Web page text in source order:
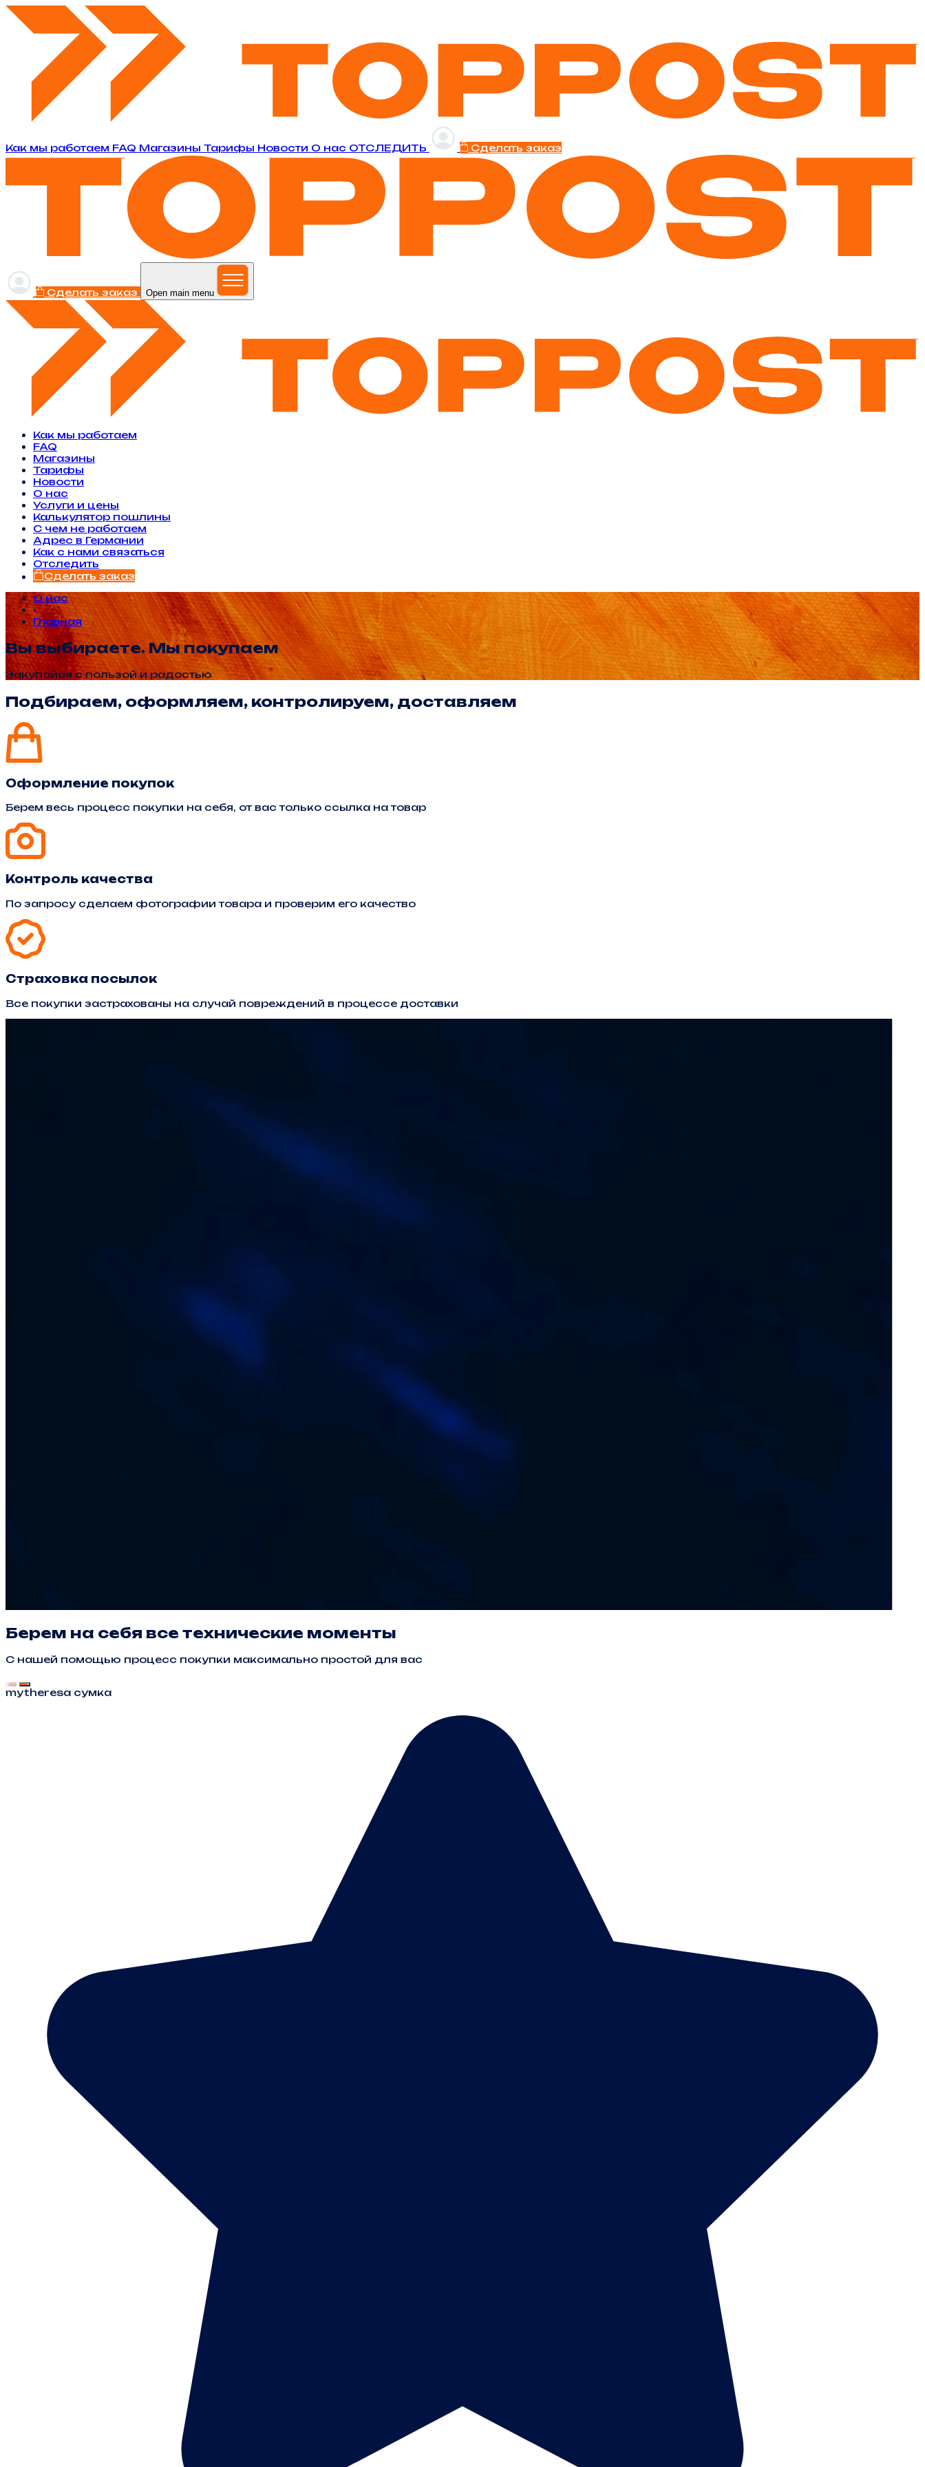
Как мы работаем FAQ Магазины Тарифы Новости O нас ОТСЛЕДИТЬ Сделать заказ
Сделать заказ Open main menu
Как мы работаем
FAQ
Магазины
Тарифы
Новости
O нас
Услуги и цены
Калькулятор пошлины
С чем не работаем
Адрес в Германии
Как с нами связаться
Отследить
Сделать заказ
О нас
•
Главная
Вы выбираете. Мы покупаем
Закупайся с пользой и радостью
Подбираем, оформляем, контролируем, доставляем
Оформление покупок
Берем весь процесс покупки на себя, от вас только ссылка на товар
Контроль качества
По запросу сделаем фотографии товара и проверим его качество
Страховка посылок
Все покупки застрахованы на случай повреждений в процессе доставки
Берем на себя все технические моменты
С нашей помощью процесс покупки максимально простой для вас
mytheresa сумка